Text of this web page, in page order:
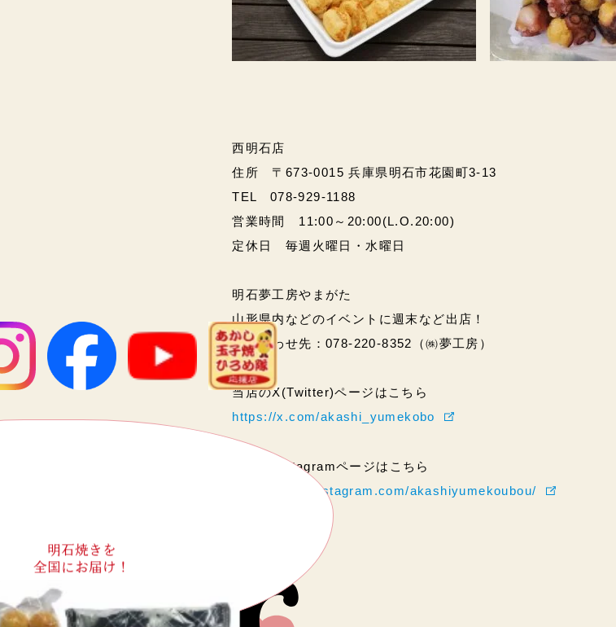
明石焼きを
全国にお届け！
西明石店
住所 〒673-0015 兵庫県明石市花園町3-13
TEL 078-929-1188
営業時間 11:00～20:00(L.O.20:00)
定休日 毎週火曜日・水曜日
明石夢工房やまがた
山形県内などのイベントに週末など出店！
問い合わせ先：078-220-8352（㈱夢工房）
当店のX(Twitter)ページはこちら
https://x.com/akashi_yumekobo
当店のInstagramページはこちら
https://www.instagram.com/akashiyumekoubou/